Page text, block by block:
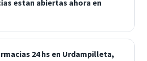
estan abiertas ahora en
24 hs en Urdampilleta,